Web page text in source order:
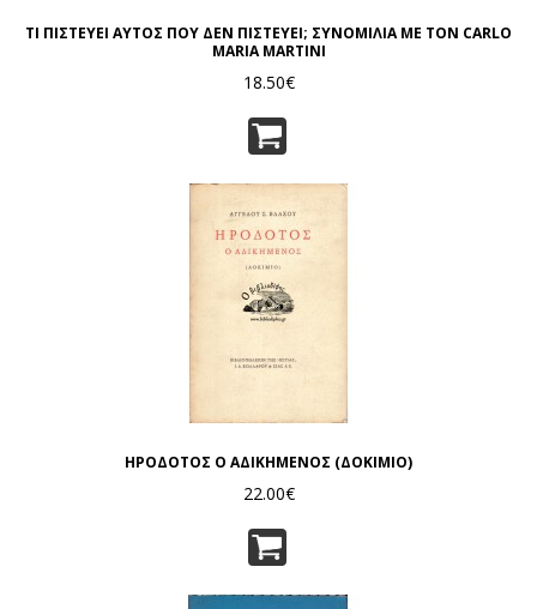
ΤΙ ΠΙΣΤΕΥΕΙ ΑΥΤΟΣ ΠΟΥ ΔΕΝ ΠΙΣΤΕΥΕΙ; ΣΥΝΟΜΙΛΙΑ ΜΕ ΤΟΝ CARLO
MARIA MARTINI
18.50€
ΗΡΟΔΟΤΟΣ Ο ΑΔΙΚΗΜΕΝΟΣ (ΔΟΚΙΜΙΟ)
22.00€